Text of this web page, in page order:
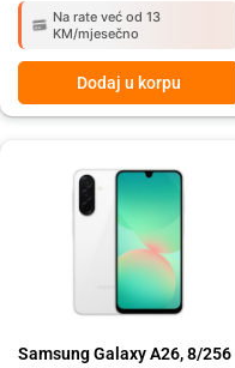
Na rate već od 13
KM/mjesečno
Dodaj u korpu
Samsung Galaxy A26, 8/256
639,00 KM.
579,00 KM.